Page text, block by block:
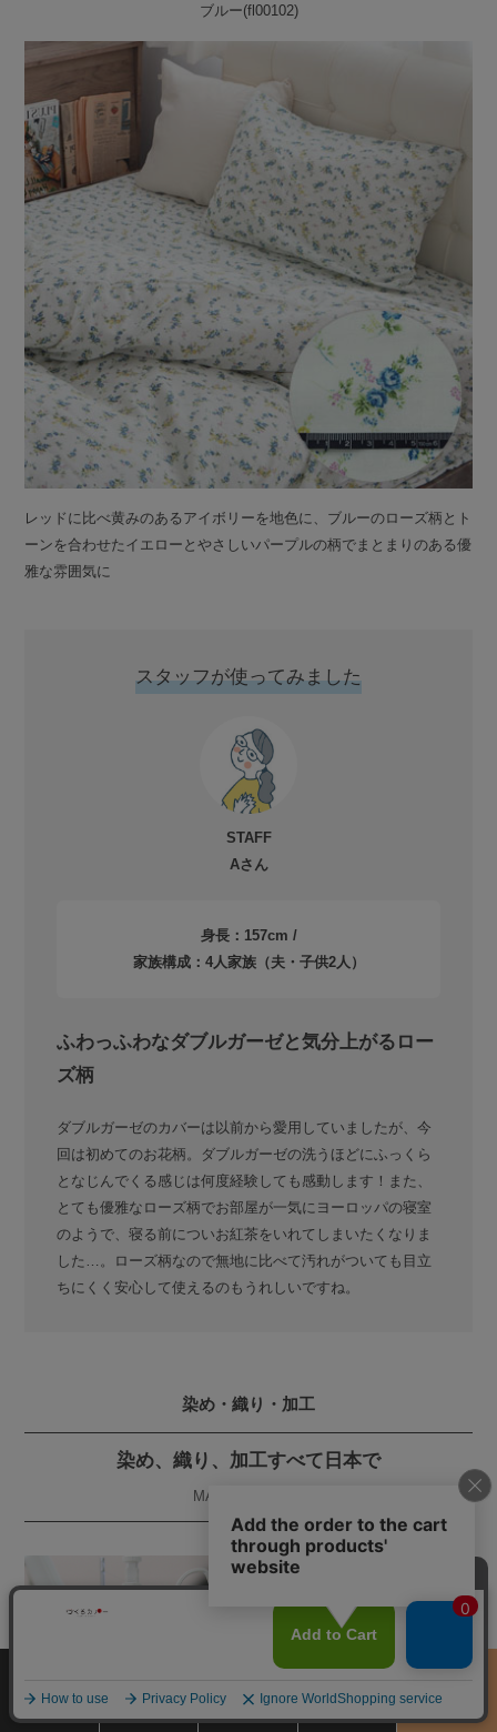
ブルー(fl00102)
レッドに比べ黄みのあるアイボリーを地色に、ブルーのローズ柄とト
ーンを合わせたイエローとやさしいパープルの柄でまとまりのある優
雅な雰囲気に
スタッフが使ってみました
STAFF
Aさん
身長：157cm /
家族構成：4人家族（夫・子供2人）
ふわっふわなダブルガーゼと気分上がるロー
ズ柄
ダブルガーゼのカバーは以前から愛用していましたが、今
回は初めてのお花柄。ダブルガーゼの洗うほどにふっくら
となじんでくる感じは何度経験しても感動します！また、
とても優雅なローズ柄でお部屋が一気にヨーロッパの寝室
のようで、寝る前についお紅茶をいれてしまいたくなりま
した…。ローズ柄なので無地に比べて汚れがついても目立
ちにくく安心して使えるのもうれしいですね。
染め・織り・加工
染め、織り、加工すべて日本で
MADE IN JAPAN
商品をさがす
サイズ
お買物ガイド カート